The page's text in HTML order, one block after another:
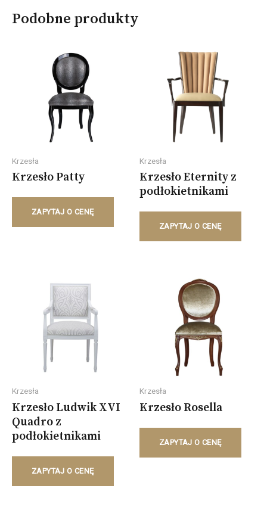
Podobne produkty
Krzesła
Krzesło Patty
ZAPYTAJ O CENĘ
Krzesła
Krzesło Eternity z
podłokietnikami
ZAPYTAJ O CENĘ
Krzesła
Krzesło Ludwik XVI
Quadro z
podłokietnikami
ZAPYTAJ O CENĘ
Krzesła
Krzesło Rosella
ZAPYTAJ O CENĘ